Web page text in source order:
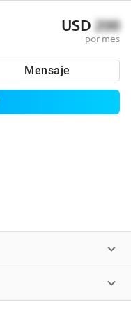
USD 200
por mes
Mensaje